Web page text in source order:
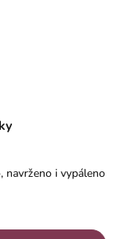
navrženo i vypáleno